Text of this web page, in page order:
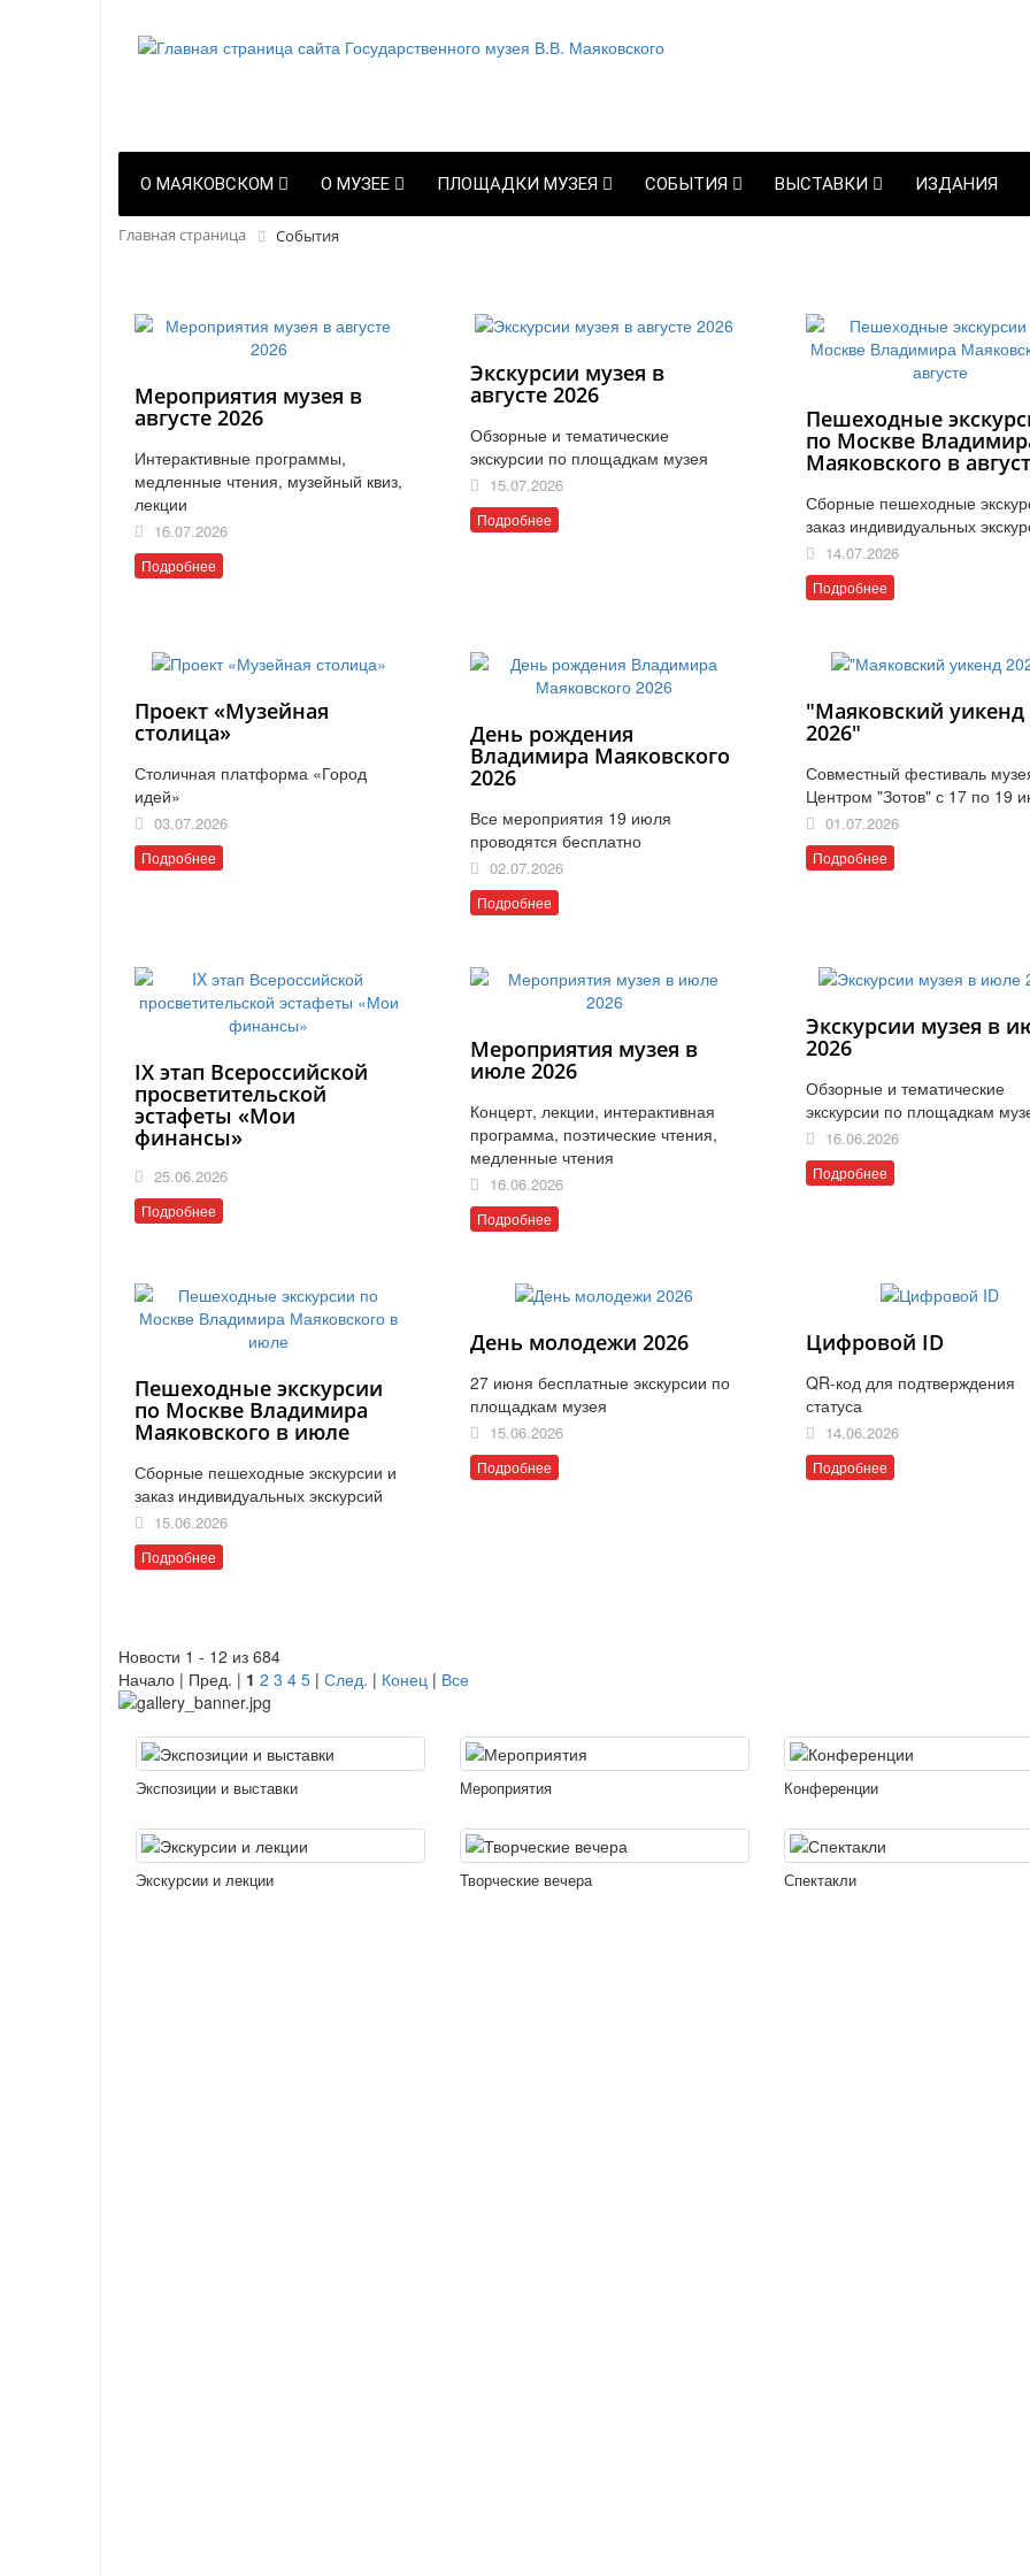
О МАЯКОВСКОМ О МУЗЕЕ ПЛОЩАДКИ МУЗЕЯ СОБЫТИЯ ВЫСТАВКИ ИЗДАНИЯ
Главная страница События
Мероприятия музея в
августе 2026
Интерактивные программы,
медленные чтения, музейный квиз,
лекции
16.07.2026
Подробнее
Экскурсии музея в
августе 2026
Обзорные и тематические
экскурсии по площадкам музея
15.07.2026
Подробнее
Пешеходные
по Москве
Маяковского в
Сборные пешеходные
заказ индивидуальных
14.07.2026
Подробнее
Проект «Музейная
столица»
Столичная платформа «Город
идей»
03.07.2026
Подробнее
День рождения
Владимира Маяковского
2026
Все мероприятия 19 июля
проводятся бесплатно
02.07.2026
Подробнее
"Маяковский уикенд
2026"
Совместный фестиваль
Центром "Зотов" с 17 по 19
01.07.2026
Подробнее
IX этап Всероссийской
просветительской
эстафеты «Мои
финансы»
25.06.2026
Подробнее
Мероприятия музея в
июле 2026
Концерт, лекции, интерактивная
программа, поэтические чтения,
медленные чтения
16.06.2026
Подробнее
Экскурсии музея в
2026
Обзорные и тематические
экскурсии по площадкам
16.06.2026
Подробнее
Пешеходные экскурсии
по Москве Владимира
Маяковского в июле
Сборные пешеходные экскурсии и
заказ индивидуальных экскурсий
15.06.2026
Подробнее
День молодежи 2026
27 июня бесплатные экскурсии по
площадкам музея
15.06.2026
Подробнее
Цифровой ID
QR-код для подтверждения
статуса
14.06.2026
Подробнее
Новости 1 - 12 из 684
Начало | Пред. | 1 2 3 4 5 | След. | Конец | Все
Экспозиции и выставки Мероприятия Конференции
Экскурсии и лекции Творческие вечера Спектакли